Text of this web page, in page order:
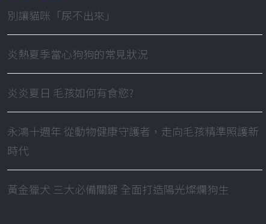
別讓貓咪「尿不出來」
炎熱夏季當心狗狗的常見狀況
炎炎夏日 毛孩如何有食慾?
永鴻十週年 從動物健康守護者，走向毛孩精準照護新
時代
黃金獵犬 三大必備關鍵 全面打造陽光燦爛狗生